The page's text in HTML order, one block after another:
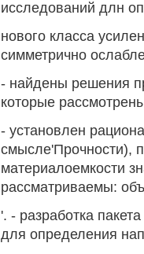
исследований длн
нового класса
симметрично
- найдены решения
которые
- установлен
смысле'Прочности),
материалоемкости
рассматриваемы:
'. - разработка
для определения